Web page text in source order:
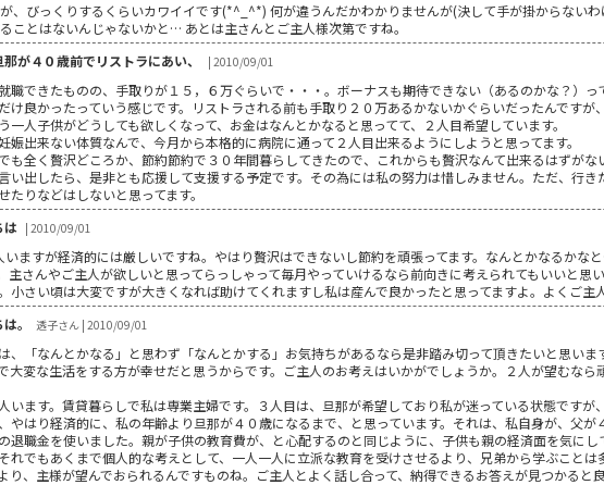
、びっくりするくらいカワイイです(*^_^*) 何が違うんだかわかりませんが(決して手が掛からない
ことはないんじゃないかと… あとは主さんとご主人様次第ですね。
が４０歳前でリストラにあい、
| 2010/09/01
職できたものの、手取りが１５，６万ぐらいで・・・。ボーナスも期待できない（あるのかな？）っ
け良かったっていう感じです。リストラされる前も手取り２０万あるかないかぐらいだったんです
一人子供がどうしても欲しくなって、お金はなんとかなると思ってて、２人目希望しています。
娠出来ない体質なんで、今月から本格的に病院に通って２人目出来るようにしようと思ってます。
も全く贅沢どころか、節約節約で３０年間暮らしてきたので、これからも贅沢なんて出来るはずが
い出したら、是非とも応援して支援する予定です。その為には私の努力は惜しみません。ただ、行
たりなどはしないと思ってます。
は | 2010/09/01
いますが経済的には厳しいですね。やはり贅沢はできないし節約を頑張ってます。なんとかなるかな
主さんやご主人が欲しいと思ってらっしゃって毎月やっていけるなら前向きに考えられてもいいと
小さい頃は大変ですが大きくなれば助けてくれますし私は産んで良かったと思ってますよ。よくご主
。
透子さん | 2010/09/01
、「なんとかなる」と思わず「なんとかする」お気持ちがあるなら是非踏み切って頂きたいと思い
大変な生活をする方が幸せだと思うからです。ご主人のお考えはいかがでしょうか。２人が望むなら
います。賃貸暮らしで私は専業主婦です。３人目は、旦那が希望しており私が迷っている状態ですが
やはり経済的に、私の年齢より旦那が４０歳になるまで、と思っています。それは、私自身が、父
退職金を使いました。親が子供の教育費が、と心配するのと同じように、子供も親の経済面を気に
れでもあくまで個人的な考えとして、一人一人に立派な教育を受けさせるより、兄弟から学ぶこと
り、主様が望んでおられるんですものね。ご主人とよく話し合って、納得できるお答えが見つかると良